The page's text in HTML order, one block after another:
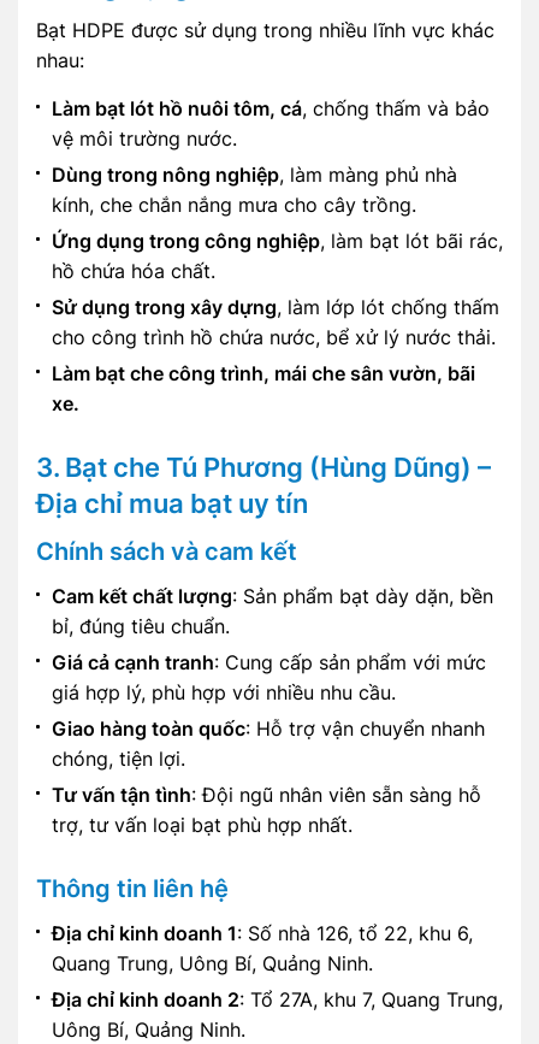
Bạt HDPE được sử dụng trong nhiều lĩnh vực khác
nhau:
Làm bạt lót hồ nuôi tôm, cá, chống thấm và bảo
vệ môi trường nước.
Dùng trong nông nghiệp, làm màng phủ nhà
kính, che chắn nắng mưa cho cây trồng.
Ứng dụng trong công nghiệp, làm bạt lót bãi rác,
hồ chứa hóa chất.
Sử dụng trong xây dựng, làm lớp lót chống thấm
cho công trình hồ chứa nước, bể xử lý nước thải.
Làm bạt che công trình, mái che sân vườn, bãi
xe.
3. Bạt che Tú Phương (Hùng Dũng) –
Địa chỉ mua bạt uy tín
Chính sách và cam kết
Cam kết chất lượng: Sản phẩm bạt dày dặn, bền
bỉ, đúng tiêu chuẩn.
Giá cả cạnh tranh: Cung cấp sản phẩm với mức
giá hợp lý, phù hợp với nhiều nhu cầu.
Giao hàng toàn quốc: Hỗ trợ vận chuyển nhanh
chóng, tiện lợi.
Tư vấn tận tình: Đội ngũ nhân viên sẵn sàng hỗ
trợ, tư vấn loại bạt phù hợp nhất.
Thông tin liên hệ
Địa chỉ kinh doanh 1: Số nhà 126, tổ 22, khu 6,
Quang Trung, Uông Bí, Quảng Ninh.
Địa chỉ kinh doanh 2: Tổ 27A, khu 7, Quang Trung,
Uông Bí, Quảng Ninh.